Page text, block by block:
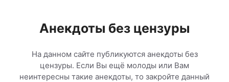
содержимомуАнекдоты без цензуры
На данном сайте публикуются анекдоты без
цензуры. Если Вы ещё молоды или Вам
неинтересны такие анекдоты, то закройте данный